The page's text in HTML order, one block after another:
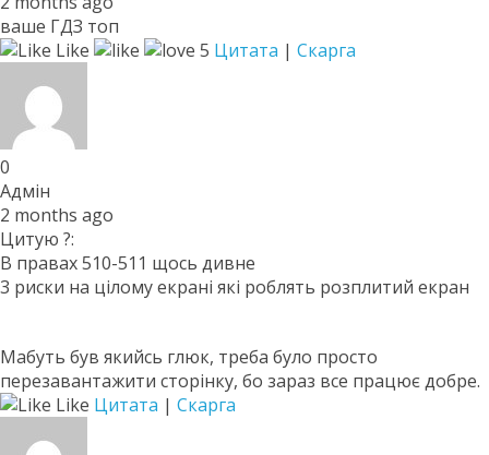
ваше ГДЗ топ
Like
5 Цитата | Скарга
0
Адмін
2 months ago
Цитую ?:
В правах 510-511 щось дивне
3 риски на цілому екрані які роблять розплитий екран
Мабуть був якийсь глюк, треба було просто
перезавантажити сторінку, бо зараз все працює добре.
Like Цитата | Скарга